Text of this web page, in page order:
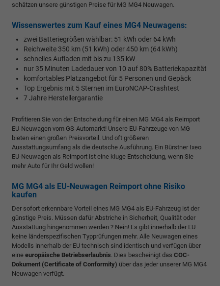
schätzen unsere günstigen Preise für MG MG4 Neuwagen.
Wissenswertes zum Kauf eines MG4 Neuwagens:
zwei Batteriegrößen wählbar: 51 kWh oder 64 kWh
Reichweite 350 km (51 kWh) oder 450 km (64 kWh)
schnelles Aufladen mit bis zu 135 kW
nur 35 Minuten Ladedauer von 10 auf 80% Batteriekapazität
komfortables Platzangebot für 5 Personen und Gepäck
Top Ergebnis mit 5 Sternen im EuroNCAP-Crashtest
7 Jahre Herstellergarantie
Profitieren Sie von der Entscheidung für einen MG MG4 als Reimport
EU-Neuwagen vom GS-Automarkt! Unsere EU-Fahrzeuge von MG
bieten einen großen Preisvorteil. Und oft größeren
Ausstattungsumfang als die deutsche Ausführung. Ein Bürstner Ixeo
EU-Neuwagen als Reimport ist eine kluge Entscheidung, wenn Sie
mehr Auto für Ihr Geld wollen!
MG MG4 als EU-Neuwagen Reimport ohne Risiko
kaufen
Der sofort erkennbare Vorteil eines MG MG4 als EU-Fahrzeug ist der
günstige Preis. Müssen dafür Abstriche in Sicherheit, Qualität oder
Ausstattung hingenommen werden ? Nein! Es gibt innerhalb der EU
keine länderspezifischen Typprüfungen mehr. Alle Neuwagen eines
Modells innerhalb der EU technisch sind identisch und verfügen über
eine europäische Betriebserlaubnis . Dies bescheinigt das COC-
Dokument (Certificate of Conformity) über das jeder unserer MG MG4
Neuwagen verfügt.